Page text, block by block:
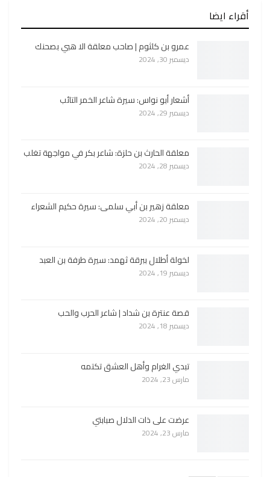
أقراء ايضا
عمرو بن كلثوم | صاحب معلقة الا هبي بصحنك
ديسمبر 30, 2024
أشعار أبو نواس: سيرة شاعر الخمر التائب
ديسمبر 29, 2024
معلقة الحارث بن حلزة: شاعر بكر في مواجهة تغلب
ديسمبر 28, 2024
معلقة زهير بن أبي سلمى: سيرة حكيم الشعراء
ديسمبر 20, 2024
لخولة أطلال ببرقة ثهمد: سيرة طرفة بن العبد
ديسمبر 19, 2024
قصة عنترة بن شداد | شاعر الحرب والحب
ديسمبر 18, 2024
تبدي الغرام وأهل العشق تكتمه
مارس 23, 2024
عرضت على ذات الدلال صبابتي
مارس 23, 2024